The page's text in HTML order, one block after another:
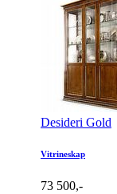
Desideri Gold
Vitrineskap
73 500,-